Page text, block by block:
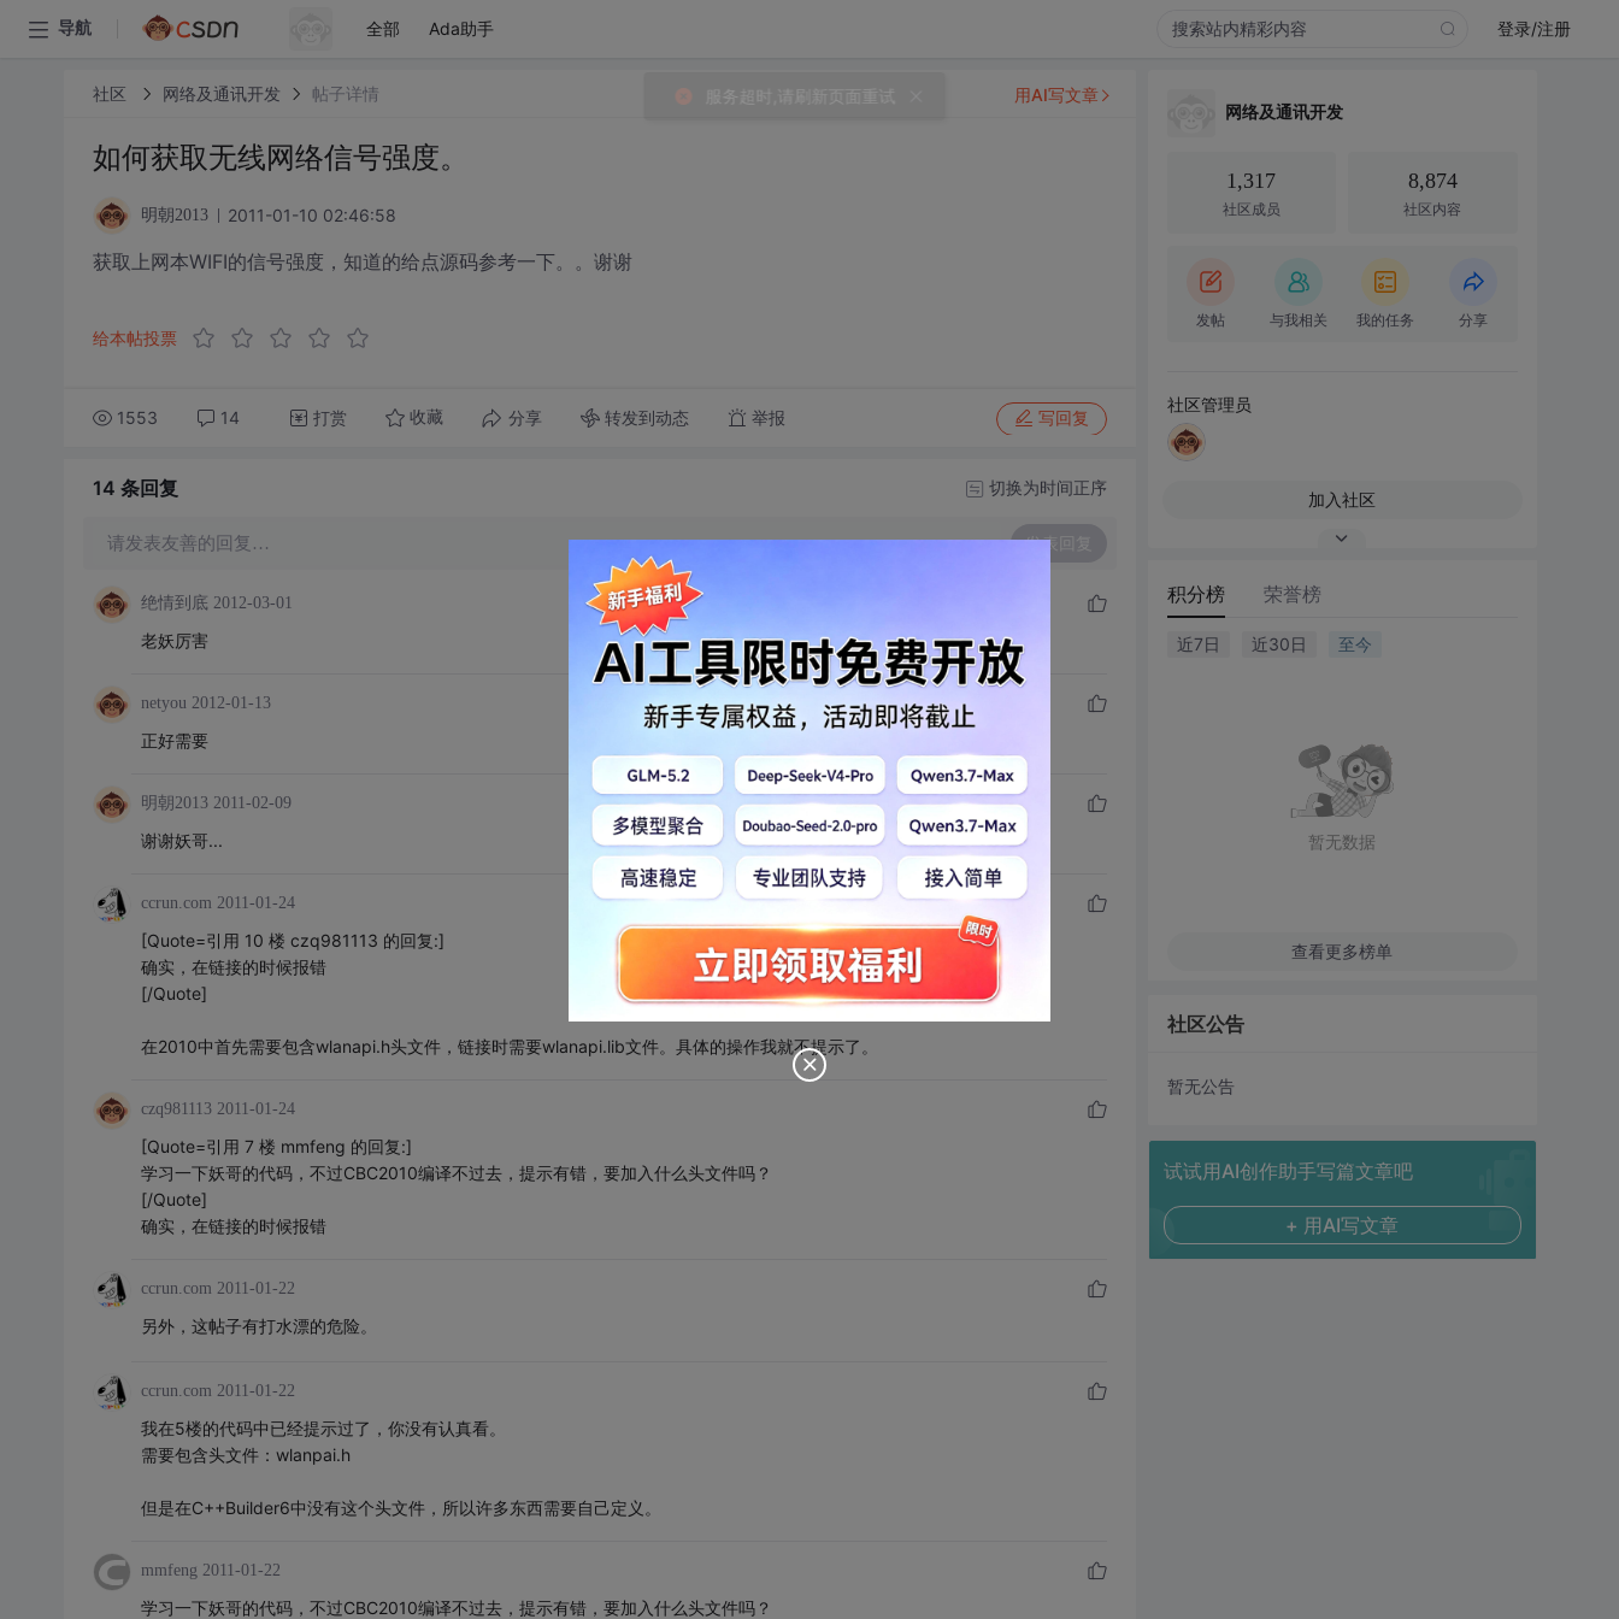
导航 全部 Ada助手 登录/注册
社区 网络及通讯开发 帖子详情
如何获取无线网络信号强度。
明朝2013 2011-01-10 02:46:58
获取上网本WIFI的信号强度，知道的给点源码参考一下。。谢谢
给本帖投票
1553 14 打赏 收藏 分享 转发到动态 举报 写回复
用AI写文章
14 条回复 切换为时间正序
请发表友善的回复… 发表回复
绝情到底 2012-03-01
老妖厉害
netyou 2012-01-13
正好需要
明朝2013 2011-02-09
谢谢妖哥...
ccrun.com 2011-01-24
[Quote=引用 10 楼 czq981113 的回复:]
确实，在链接的时候报错
[/Quote]
在2010中首先需要包含wlanapi.h头文件，链接时需要wlanapi.lib文件。具体的操作我就不提示了。
czq981113 2011-01-24
[Quote=引用 7 楼 mmfeng 的回复:]
学习一下妖哥的代码，不过CBC2010编译不过去，提示有错，要加入什么头文件吗？
[/Quote]
确实，在链接的时候报错
ccrun.com 2011-01-22
另外，这帖子有打水漂的危险。
ccrun.com 2011-01-22
我在5楼的代码中已经提示过了，你没有认真看。
需要包含头文件：wlanpai.h
但是在C++Builder6中没有这个头文件，所以许多东西需要自己定义。
mmfeng 2011-01-22
学习一下妖哥的代码，不过CBC2010编译不过去，提示有错，要加入什么头文件吗？
网络及通讯开发
1,317
社区成员
8,874
社区内容
发帖 与我相关 我的任务 分享
社区管理员
加入社区
积分榜 荣誉榜
近7日 近30日 至今
暂无数据
查看更多榜单
社区公告
暂无公告
试试用AI创作助手写篇文章吧
+ 用AI写文章